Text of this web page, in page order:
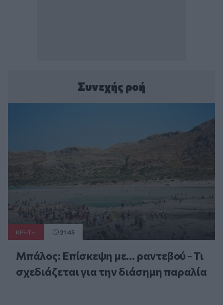
Συνεχής ροή
ΚΡΗΤΗ 21:45
Μπάλος: Επίσκεψη με… ραντεβού - Τι
σχεδιάζεται για την διάσημη παραλία